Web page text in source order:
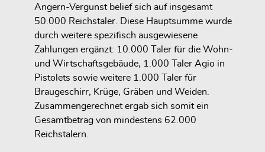
Angern-Vergunst belief sich auf insgesamt
50.000 Reichstaler. Diese Hauptsumme wurde
durch weitere spezifisch ausgewiesene
Zahlungen ergänzt: 10.000 Taler für die Wohn-
und Wirtschaftsgebäude, 1.000 Taler Agio in
Pistolets sowie weitere 1.000 Taler für
Braugeschirr, Krüge, Gräben und Weiden.
Zusammengerechnet ergab sich somit ein
Gesamtbetrag von mindestens 62.000
Reichstalern.